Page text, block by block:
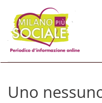
Skip to main
Uno